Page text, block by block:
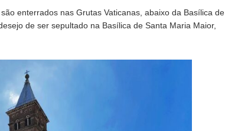
enterrados nas Grutas Vaticanas, abaixo da Basílica de
de ser sepultado na Basílica de Santa Maria Maior,